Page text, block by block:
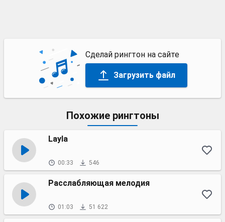
Сделай рингтон на сайте
Загрузить файл
Похожие рингтоны
Layla
00:33 546
Расслабляющая мелодия
01:03 51 622